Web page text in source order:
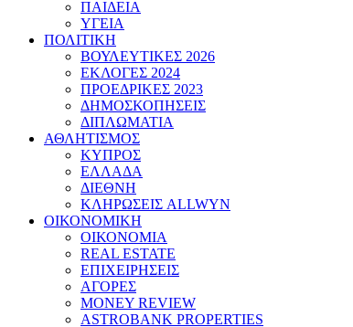
ΠΑΙΔΕΙΑ
ΥΓΕΙΑ
ΠΟΛΙΤΙΚΗ
ΒΟΥΛΕΥΤΙΚΕΣ 2026
ΕΚΛΟΓΕΣ 2024
ΠΡΟΕΔΡΙΚΕΣ 2023
ΔΗΜΟΣΚΟΠΗΣΕΙΣ
ΔΙΠΛΩΜΑΤΙΑ
ΑΘΛΗΤΙΣΜΟΣ
ΚΥΠΡΟΣ
ΕΛΛΑΔΑ
ΔΙΕΘΝΗ
ΚΛΗΡΩΣΕΙΣ ALLWYN
ΟΙΚΟΝΟΜΙΚΗ
ΟΙΚΟΝΟΜΙΑ
REAL ESTATE
ΕΠΙΧΕΙΡΗΣΕΙΣ
ΑΓΟΡΕΣ
MONEY REVIEW
ASTROBANK PROPERTIES